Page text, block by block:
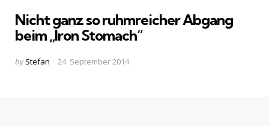
Nicht ganz so ruhmreicher Abgang
beim „Iron Stomach“
Posted
by Stefan 24. September 2014